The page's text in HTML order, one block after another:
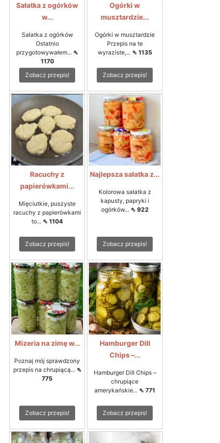
Sałatka z ogórków
w...
Sałatka z ogórków
Ostatnio
przygotowywałem... ⇖
1170
Zobacz przepis!
Ogórki w
musztardzie...
Ogórki w musztardzie
Przepis na te
wyraziste,... ⇖ 1135
Zobacz przepis!
Racuchy z
papierówkami...
Mięciutkie, puszyste
racuchy z papierówkami
to... ⇖ 1104
Zobacz przepis!
Najlepsza sałatka z...
Kolorowa sałatka z
kapusty, papryki i
ogórków... ⇖ 922
Zobacz przepis!
Mizeria na zimę w...
Poznaj mój sprawdzony
przepis na chrupiącą... ⇖
775
Zobacz przepis!
Hamburger Dill
Chips –...
Hamburger Dill Chips –
chrupiące
amerykańskie... ⇖ 771
Zobacz przepis!